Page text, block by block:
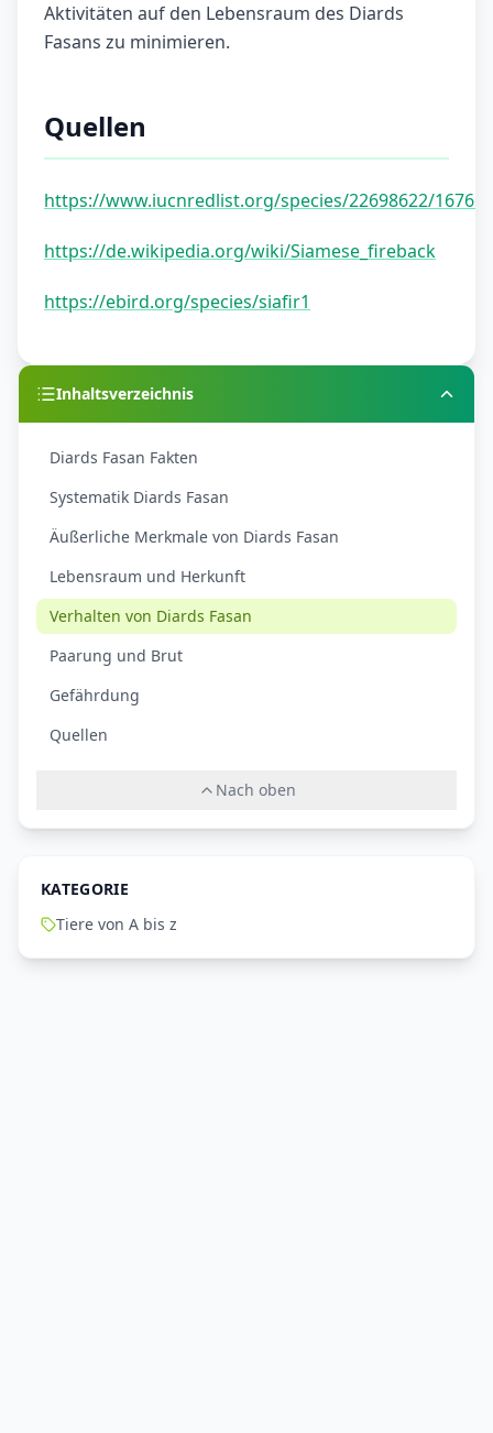
Aktivitäten auf den Lebensraum des Diards
Fasans zu minimieren.
Quellen
https://www.iucnredlist.org/species/22698622/
https://de.wikipedia.org/wiki/Siamese_fireback
https://ebird.org/species/siafir1
Inhaltsverzeichnis
Diards Fasan Fakten
Systematik Diards Fasan
Äußerliche Merkmale von Diards Fasan
Lebensraum und Herkunft
Verhalten von Diards Fasan
Paarung und Brut
Gefährdung
Quellen
Nach oben
KATEGORIE
Tiere von A bis z